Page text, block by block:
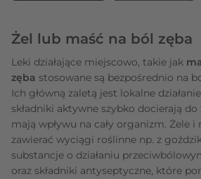
Żel lub maść na ból zęba
Leki działające miejscowo, takie jak
zęba stosowane są bezpośrednio na
Ich główną zaletą jest lokalne
składniki aktywne szybko docierają do
mają wpływu na cały organizm. Żele
zawierać wyciągi roślinne np. z
substancje o działaniu
oraz składniki antyseptyczne, które